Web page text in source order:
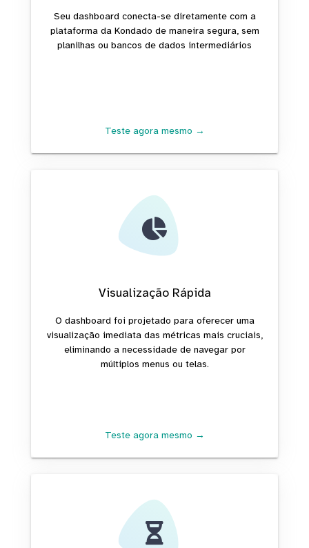
Seu dashboard conecta-se diretamente com a
plataforma da Kondado de maneira segura, sem
planilhas ou bancos de dados intermediários
Teste agora mesmo →
Visualização Rápida
O dashboard foi projetado para oferecer uma
visualização imediata das métricas mais cruciais,
eliminando a necessidade de navegar por
múltiplos menus ou telas.
Teste agora mesmo →